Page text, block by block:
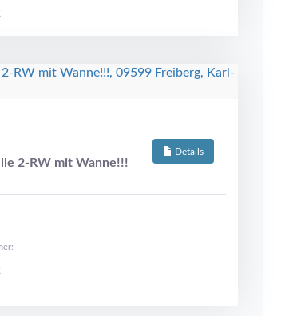
Details
2-RW mit Wanne!!!